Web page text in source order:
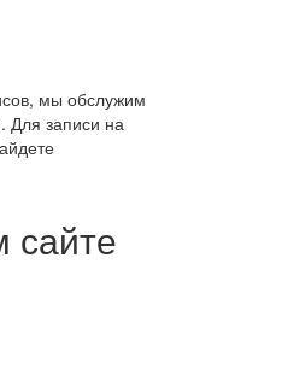
мы обслужим
Для записи на
сайте